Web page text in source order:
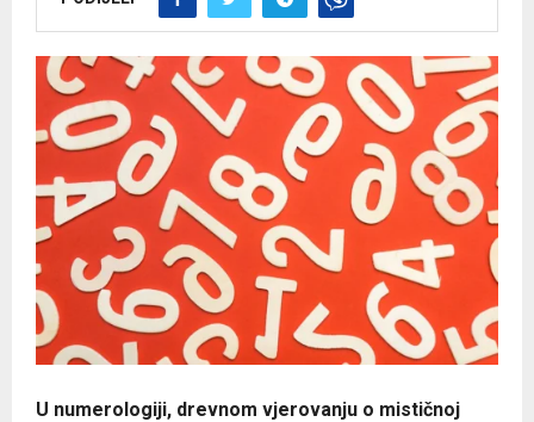
U numerologiji, drevnom vjerovanju o mističnoj